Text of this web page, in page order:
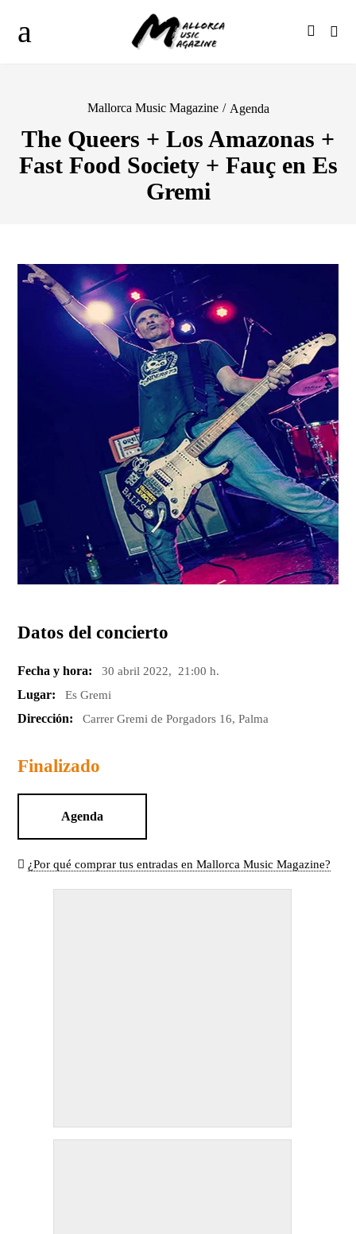
Mallorca Music Magazine / Agenda
The Queers + Los Amazonas +
Fast Food Society + Fauç en Es
Gremi
Datos del concierto
Fecha y hora: 30 abril 2022, 21:00 h.
Lugar: Es Gremi
Dirección: Carrer Gremi de Porgadors 16, Palma
Finalizado
Agenda
¿Por qué comprar tus entradas en Mallorca Music Magazine?